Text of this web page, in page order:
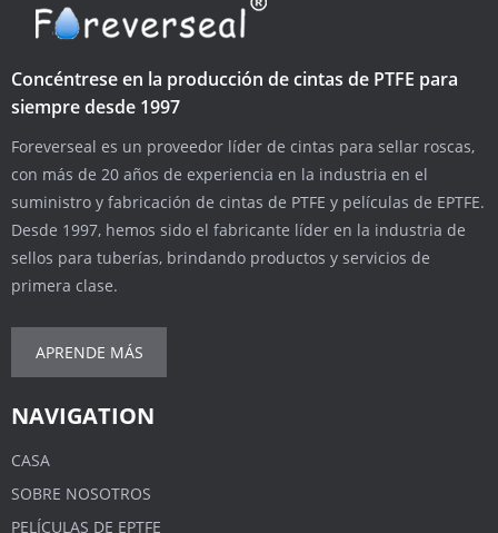
Concéntrese en la producción de cintas de PTFE para
siempre desde 1997
Foreverseal es un proveedor líder de cintas para sellar roscas,
con más de 20 años de experiencia en la industria en el
suministro y fabricación de cintas de PTFE y películas de EPTFE.
Desde 1997, hemos sido el fabricante líder en la industria de
sellos para tuberías, brindando productos y servicios de
primera clase.
APRENDE MÁS
NAVIGATION
CASA
SOBRE NOSOTROS
PELÍCULAS DE EPTFE